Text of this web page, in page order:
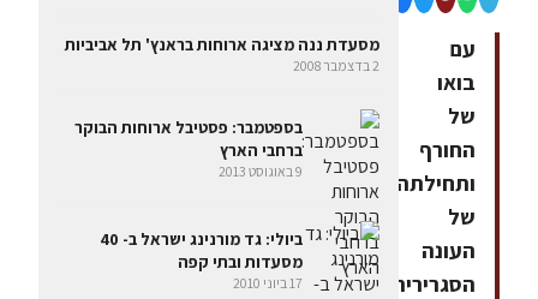
עם
בואו
של
החורף
ותחילתה
של
העונה
הסגרירית
מסעדת ננה מציגה ארוחות בראנץ' תל אביביות
2 בדצמבר 2008
בספטמבר: פסטיבל ארוחות הבוקר
ברחבי הארץ
9 באוגוסט 2013
ביולי: גד מורנינג ישראל ב- 40
מסעדות ובתי קפה
17 ביוני 2010